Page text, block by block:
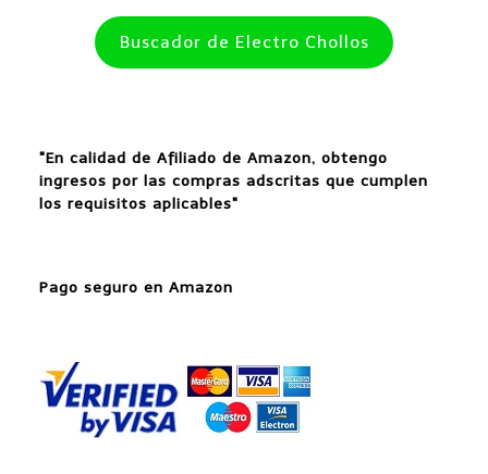
Buscador de Electro Chollos
"En calidad de Afiliado de Amazon, obtengo
ingresos por las compras adscritas que cumplen
los requisitos aplicables"
Pago seguro en Amazon